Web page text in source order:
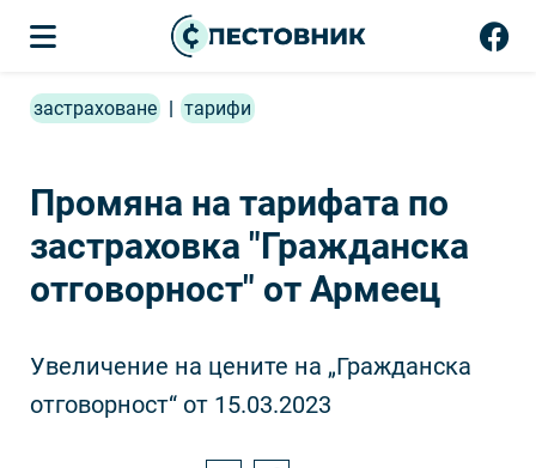
застраховане | тарифи
Промяна на тарифата по
застраховка "Гражданска
отговорност" от Армеец
Увеличение на цените на „Гражданска
отговорност“ от 15.03.2023